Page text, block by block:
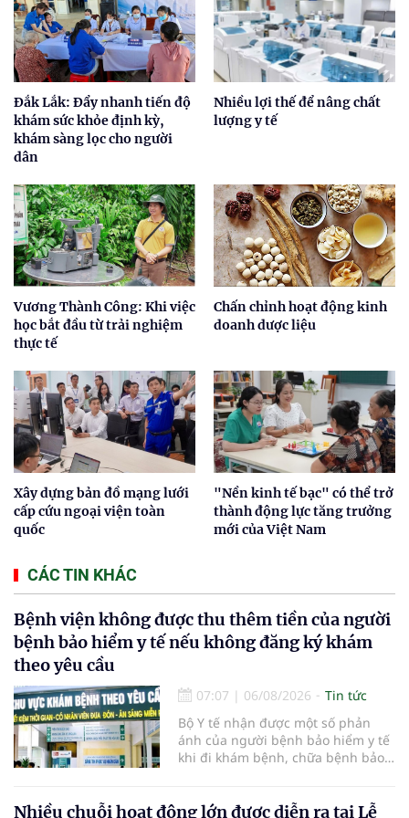
Đắk Lắk: Đẩy nhanh tiến độ
khám sức khỏe định kỳ,
khám sàng lọc cho người
dân
Nhiều lợi thế để nâng chất
lượng y tế
Vương Thành Công: Khi việc
học bắt đầu từ trải nghiệm
thực tế
Chấn chỉnh hoạt động kinh
doanh dược liệu
Xây dựng bản đồ mạng lưới
cấp cứu ngoại viện toàn
quốc
"Nền kinh tế bạc" có thể trở
thành động lực tăng trưởng
mới của Việt Nam
CÁC TIN KHÁC
Bệnh viện không được thu thêm tiền của người
bệnh bảo hiểm y tế nếu không đăng ký khám
theo yêu cầu
07:07 | 06/08/2026
Tin tức
Bộ Y tế nhận được một số phản
ánh của người bệnh bảo hiểm y tế
khi đi khám bệnh, chữa bệnh bảo
bệnh, chữa bệnh theo yêu cầu
Nhiều chuỗi hoạt động lớn được diễn ra tại Lễ